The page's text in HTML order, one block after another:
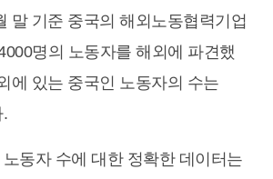
말 기준 중국의 해외노동협력기업
명의 노동자를 해외에 파견했
에 있는 중국인 노동자의 수는
.
동자 수에 대한 정확한 데이터는